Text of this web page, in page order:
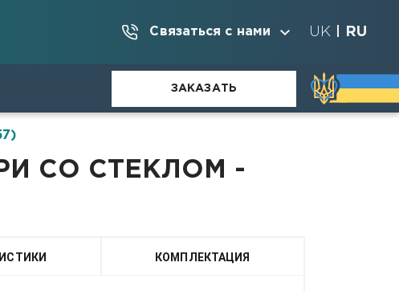
Связаться с нами UK RU
ЗАКАЗАТЬ
СО СТЕКЛОМ -
КОМПЛЕКТАЦИЯ